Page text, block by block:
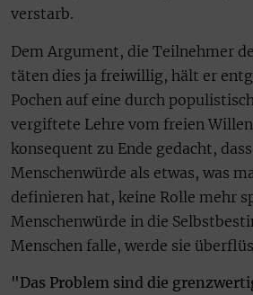
verstarb.
Dem Argument, die Teilnehmer
täten dies ja freiwillig, hält er
Pochen auf eine durch
vergiftete Lehre vom freien
konsequent zu Ende gedacht,
Menschenwürde als etwas, was
definieren hat, keine Rolle mehr
Menschenwürde in die
Menschen falle, werde sie
"Das Problem sind die